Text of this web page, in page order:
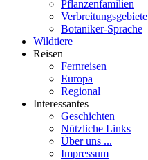
Pflanzenfamilien
Verbreitungsgebiete
Botaniker-Sprache
Wildtiere
Reisen
Fernreisen
Europa
Regional
Interessantes
Geschichten
Nützliche Links
Über uns ...
Impressum